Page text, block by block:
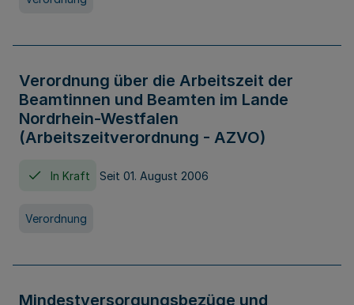
Verordnung über die Arbeitszeit der
Beamtinnen und Beamten im Lande
Nordrhein-Westfalen
(Arbeitszeitverordnung - AZVO)
In Kraft Seit 01. August 2006
Verordnung
Mindestversorgungsbezüge und